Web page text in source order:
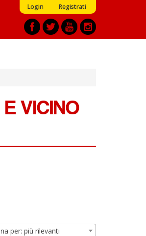
Login Registrati
VICINO
per: più rilevanti